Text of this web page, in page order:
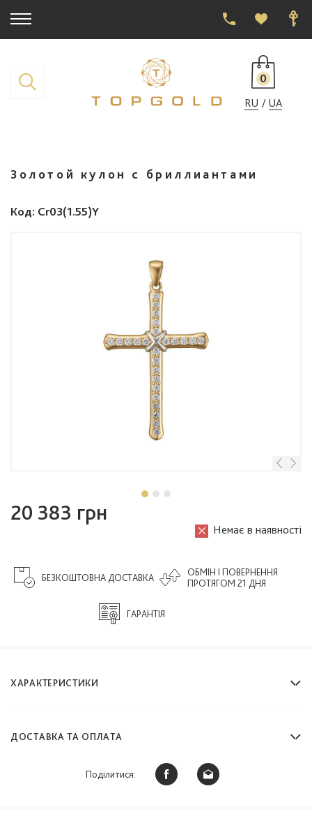
0
RU
UA
Золотой кулон с бриллиантами
Код: Cr03(1.55)Y
20 383 грн
Немає в наявності
ОБМІН І ПОВЕРНЕННЯ
ПРОТЯГОМ 21 ДНЯ
ГАРАНТІЯ
БЕЗКОШТОВНА ДОСТАВКА
ХАРАКТЕРИСТИКИ
ДОСТАВКА ТА ОПЛАТА
Поділитися: